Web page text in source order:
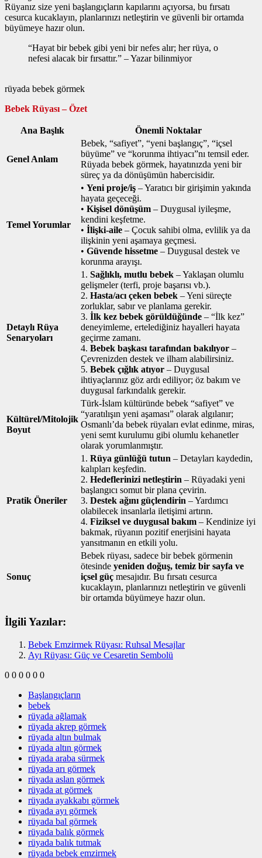
Rüyanız size yeni başlangıçların kapılarını açıyorsa, bu fırsatı
cesurca kucaklayın, planlarınızı netleştirin ve güvenli bir ortamda
büyümeye hazır olun.
“Hayat bir bebek gibi yeni bir nefes alır; her rüya, o
nefesi alacak bir fırsattır.” – Yazar bilinmiyor
rüyada bebek görmek
Bebek Rüyası – Özet
Ana Başlık Önemli Noktalar
Genel Anlam
Bebek, “safiyet”, “yeni başlangıç”, “içsel
büyüme” ve “korunma ihtiyacı”nı temsil eder.
Rüyada bebek görmek, hayatınızda yeni bir
süreç ya da dönüşümün habercisidir.
Temel Yorumlar
• Yeni proje/iş – Yaratıcı bir girişimin yakında
hayata geçeceği.
• Kişisel dönüşüm – Duygusal iyileşme,
kendini keşfetme.
• İlişki‑aile – Çocuk sahibi olma, evlilik ya da
ilişkinin yeni aşamaya geçmesi.
• Güvende hissetme – Duygusal destek ve
korunma arayışı.
Detaylı Rüya
Senaryoları
1. Sağlıklı, mutlu bebek – Yaklaşan olumlu
gelişmeler (terfi, proje başarısı vb.).
2. Hasta/acı çeken bebek – Yeni süreçte
zorluklar, sabır ve planlama gerekir.
3. İlk kez bebek görüldüğünde – “İlk kez”
deneyimleme, ertelediğiniz hayalleri hayata
geçirme zamanı.
4. Bebek başkası tarafından bakılıyor –
Çevrenizden destek ve ilham alabilirsiniz.
5. Bebek çığlık atıyor – Duygusal
ihtiyaçlarınız göz ardı ediliyor; öz bakım ve
duygusal farkındalık gerekir.
Kültürel/Mitolojik
Boyut
Türk‑İslam kültüründe bebek “safiyet” ve
“yaratılışın yeni aşaması” olarak algılanır;
Osmanlı’da bebek rüyaları evlat edinme, miras,
yeni semt kurulumu gibi olumlu kehanetler
olarak yorumlanmıştır.
Pratik Öneriler
1. Rüya günlüğü tutun – Detayları kaydedin,
kalıpları keşfedin.
2. Hedeflerinizi netleştirin – Rüyadaki yeni
başlangıcı somut bir plana çevirin.
3. Destek ağını güçlendirin – Yardımcı
olabilecek insanlarla iletişimi artırın.
4. Fiziksel ve duygusal bakım – Kendinize iyi
bakmak, rüyanın pozitif enerjisini hayata
yansıtmanın en etkili yolu.
Sonuç
Bebek rüyası, sadece bir bebek görmenin
ötesinde yeniden doğuş, temiz bir sayfa ve
içsel güç mesajıdır. Bu fırsatı cesurca
kucaklayın, planlarınızı netleştirin ve güvenli
bir ortamda büyümeye hazır olun.
İlgili Yazılar:
Bebek Emzirmek Rüyası: Ruhsal Mesajlar
Ayı Rüyası: Güç ve Cesaretin Sembolü
0 0 0 0 0 0
Başlangıçların
bebek
rüyada ağlamak
rüyada akrep görmek
rüyada altın bulmak
rüyada altın görmek
rüyada araba sürmek
rüyada arı görmek
rüyada aslan görmek
rüyada at görmek
rüyada ayakkabı görmek
rüyada ayı görmek
rüyada bal görmek
rüyada balık görmek
rüyada balık tutmak
rüyada bebek emzirmek